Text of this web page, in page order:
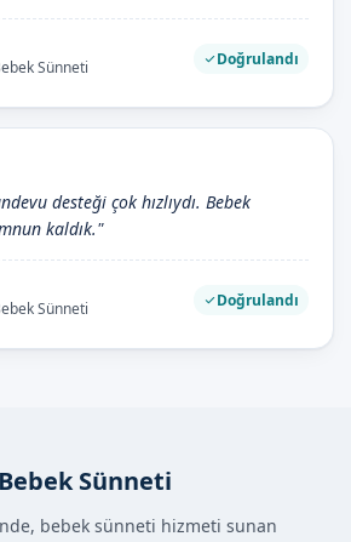
Sünneti Doğrulandı
desteği çok hızlıydı. Bebek
kaldık."
Sünneti Doğrulandı
Sünneti
bebek sünneti hizmeti sunan